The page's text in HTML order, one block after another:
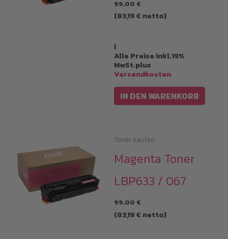
99,00 €
(83,19€ netto)
i
Alle Preise inkl.19%
MwSt.plus
Versandkosten
IN DEN WARENKORB
Toner kaufen
Magenta Toner
LBP633 / 067
99,00 €
(83,19€ netto)